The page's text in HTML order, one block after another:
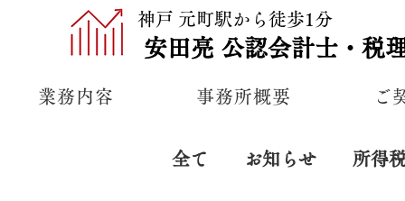
神戸 元町駅から徒歩1分
安田亮 公認会計士・税
業務内容 事務所概要 ご
全て お知らせ 所得